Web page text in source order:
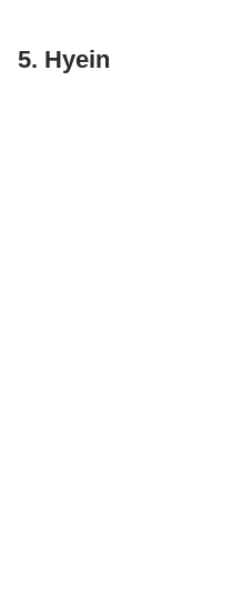
5. Hyein